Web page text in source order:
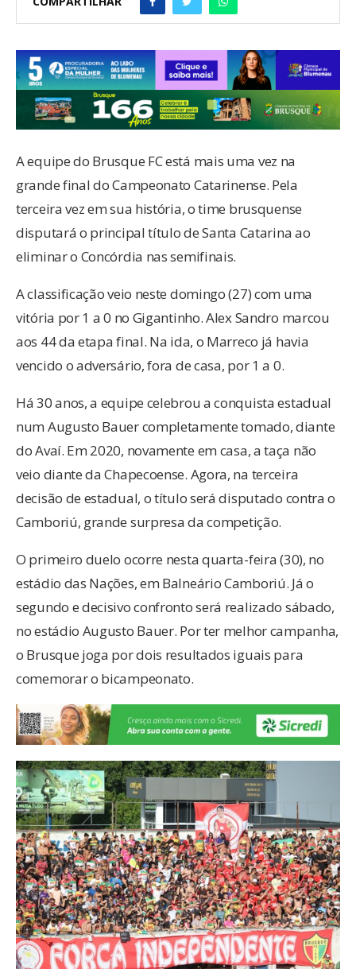
A equipe do Brusque FC está mais uma vez na
grande final do Campeonato Catarinense. Pela
terceira vez em sua história, o time brusquense
disputará o principal título de Santa Catarina ao
eliminar o Concórdia nas semifinais.
A classificação veio neste domingo (27) com uma
vitória por 1 a 0 no Gigantinho. Alex Sandro marcou
aos 44 da etapa final. Na ida, o Marreco já havia
vencido o adversário, fora de casa, por 1 a 0.
Há 30 anos, a equipe celebrou a conquista estadual
num Augusto Bauer completamente tomado, diante
do Avaí. Em 2020, novamente em casa, a taça não
veio diante da Chapecoense. Agora, na terceira
decisão de estadual, o título será disputado contra o
Camboriú, grande surpresa da competição.
O primeiro duelo ocorre nesta quarta-feira (30), no
estádio das Nações, em Balneário Camboriú. Já o
segundo e decisivo confronto será realizado sábado,
no estádio Augusto Bauer. Por ter melhor campanha,
o Brusque joga por dois resultados iguais para
comemorar o bicampeonato.